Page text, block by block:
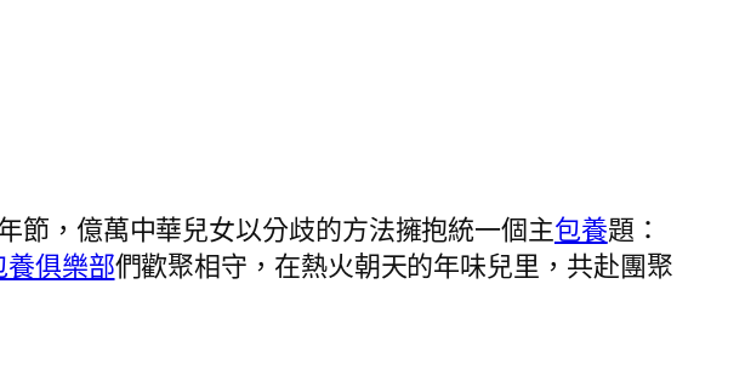
節，億萬中華兒女以分歧的方法擁抱統一個主包養題：
俱樂部們歡聚相守，在熱火朝天的年味兒里，共赴團聚